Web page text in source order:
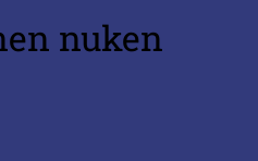
nuken